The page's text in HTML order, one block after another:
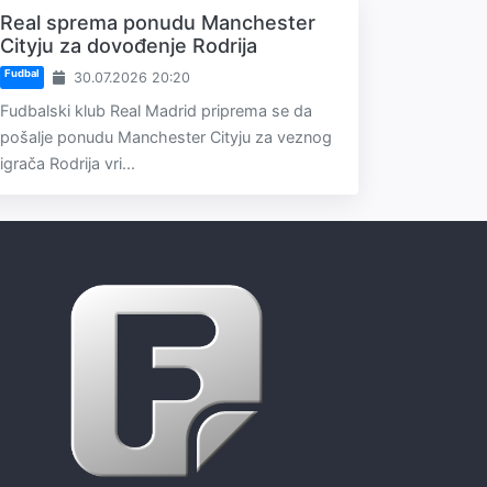
Real sprema ponudu Manchester
Cityju za dovođenje Rodrija
Fudbal 30.07.2026 20:20
Fudbalski klub Real Madrid priprema se da
pošalje ponudu Manchester Cityju za veznog
igrača Rodrija vri...